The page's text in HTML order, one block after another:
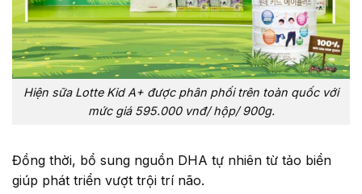
Hiện sữa Lotte Kid A+ được phân phối trên toàn quốc với
mức giá 595.000 vnđ/ hộp/ 900g.
Đồng thời, bổ sung nguồn DHA tự nhiên từ tảo biển
giúp phát triển vượt trội trí não.